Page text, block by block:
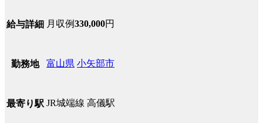
給与詳細 月収例330,000円
勤務地 富山県 小矢部市
最寄り駅 JR城端線 高儀駅